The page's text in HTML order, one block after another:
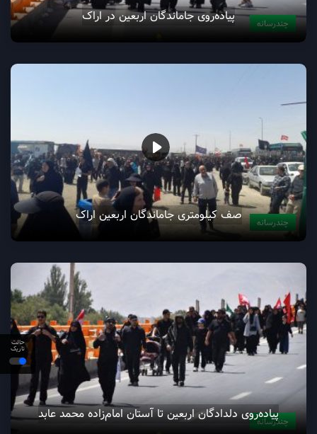
حالت
تاریک
چندرسانه پیاده‌روی جاماندگان اربعین در اراک
چندرسانه صف کیلومتری جاماندگان اربعین اراک
چندرسانه
پیاده‌روی دلدادگان اربعین تا آستان امام‌زاده محمد عابد